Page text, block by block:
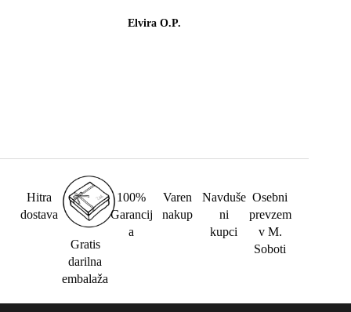
Elvira O.P.
Hitra
dostava
Gratis
darilna
embalaža
100%
Garancij
a
Varen
nakup
Navduše
ni
kupci
Osebni
prevzem
v M.
Soboti